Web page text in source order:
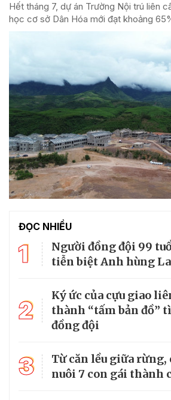
Hết tháng 7, dự án Trường Nội trú liên
học cơ sở Dân Hóa mới đạt khoảng
ĐỌC NHIỀU
1
Người đồng đội 99
tiễn biệt Anh hùng La
2
Ký ức của cựu giao
thành “tấm bản đồ”
đồng đội
3
Từ căn lều giữa rừng,
nuôi 7 con gái thành